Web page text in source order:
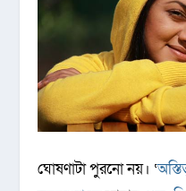
ঘোষণাটা পুরনো নয়। ‘